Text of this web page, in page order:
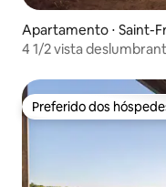
Apartamento ⋅ Saint-
pton
4 1/2 vista
Preferido dos
Preferido dos